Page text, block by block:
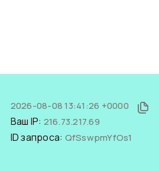
2026-08-08 13:41:26 +0000
Ваш IP: 216.73.217.69
ID запроса: QfSswpmYfOs1